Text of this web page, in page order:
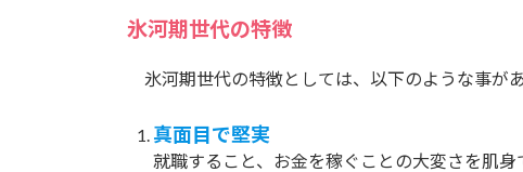
氷河期世代の特徴
氷河期世代の特徴としては、以下のような事があ
真面目で堅実
就職すること、お金を稼ぐことの大変さを肌